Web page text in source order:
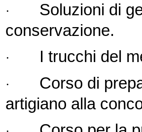
·
Soluzioni di
conservazione.
· I trucchi del
·
Corso di
artigiano alla